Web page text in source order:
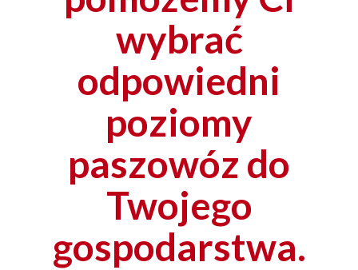
wybrać
odpowiedni
poziomy
paszowóz do
Twojego
gospodarstwa.